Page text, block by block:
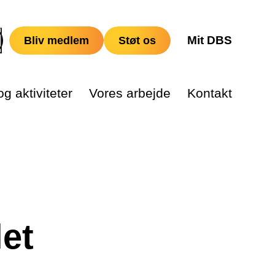
Bliv medlem Støt os Mit DBS
aktiviteter Vores arbejde Kontakt